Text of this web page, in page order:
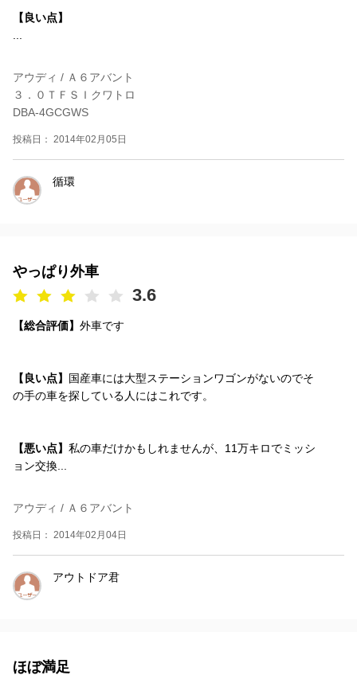
【良い点】
アウディ / Ａ６アバント
３．０ＴＦＳＩクワトロ
DBA-4GCGWS
投稿日： 2014年02月05日
循環
やっぱり外車
3.6
【総合評価】 外車です
【良い点】 国産車には大型ステーションワゴンがないのでそ
の手の車を探している人にはこれです。
【悪い点】 私の車だけかもしれませんが、11万キロでミッシ
ョン交換...
アウディ / Ａ６アバント
投稿日： 2014年02月04日
アウトドア君
ほぼ満足